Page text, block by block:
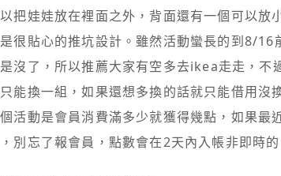
把娃娃放在裡面之外，背面還有一個可以放
很貼心的推坑設計。雖然活動蠻長的到8/16
沒了，所以推薦大家有空多去ikea走走，不
能換一組，如果還想多換的話就只能借用沒
活動是會員消費滿多少就獲得幾點，如果最
別忘了報會員，點數會在2天內入帳非即時的